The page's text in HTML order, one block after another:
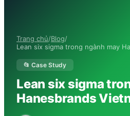
Trang chủ/Blog/
Lean six sigma trong ngành may
📂 Case Study
Lean six sigma
Hanesbrands